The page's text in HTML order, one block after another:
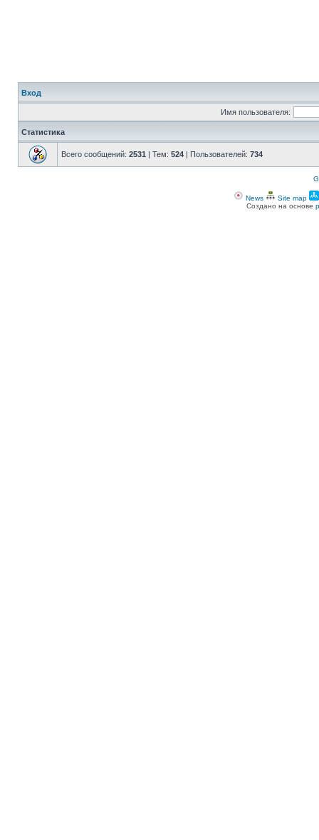
Вход
Имя пользователя:
Статистика
Всего сообщений: 2531 | Тем: 524 | Пользователей: 734
News Site map
Создано на основе